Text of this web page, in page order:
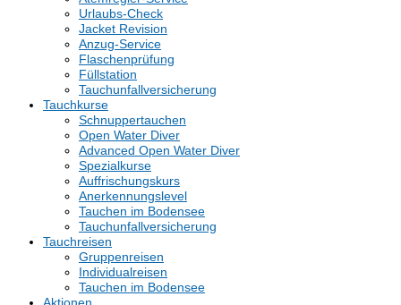
Urlaubs-Check
Jacket Revision
Anzug-Service
Flaschenprüfung
Füllstation
Tauchunfallversicherung
Tauchkurse
Schnuppertauchen
Open Water Diver
Advanced Open Water Diver
Spezialkurse
Auffrischungskurs
Anerkennungslevel
Tauchen im Bodensee
Tauchunfallversicherung
Tauchreisen
Gruppenreisen
Individualreisen
Tauchen im Bodensee